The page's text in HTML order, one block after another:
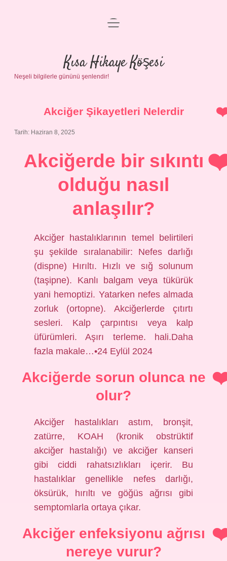
Anasayfa
Gizlilik Politikası
Yasal Uyarı
menüyü
Kısa Hikaye Köşesi
Neşeli bilgilerle gününü şenlendir!
Akciğer Şikayetleri Nelerdir
Tarih: Haziran 8, 2025
Akciğerde bir sıkıntı
olduğu nasıl
anlaşılır?
Akciğer hastalıklarının temel belirtileri
şu şekilde sıralanabilir: Nefes darlığı
(dispne) Hırıltı. Hızlı ve sığ solunum
(taşipne). Kanlı balgam veya tükürük
yani hemoptizi. Yatarken nefes almada
zorluk (ortopne). Akciğerlerde çıtırtı
sesleri. Kalp çarpıntısı veya kalp
üfürümleri. Aşırı terleme. hali.Daha
fazla makale…•24 Eylül 2024
Akciğerde sorun olunca ne
olur?
Akciğer hastalıkları astım, bronşit,
zatürre, KOAH (kronik obstrüktif
akciğer hastalığı) ve akciğer kanseri
gibi ciddi rahatsızlıkları içerir. Bu
hastalıklar genellikle nefes darlığı,
öksürük, hırıltı ve göğüs ağrısı gibi
semptomlarla ortaya çıkar.
Akciğer enfeksiyonu ağrısı
nereye vurur?